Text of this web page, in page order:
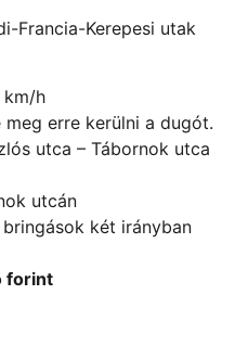
Francia-Kerepesi utak
km/h
erre kerülni a dugót.
utca – Tábornok utca
utcán
két irányban
forint